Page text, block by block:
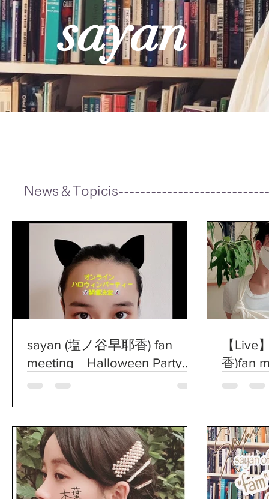
sayan
News＆
sayan (塩ノ谷早耶香) fan
meeting「Halloween Party」-
On Line-
【Live
香)fan